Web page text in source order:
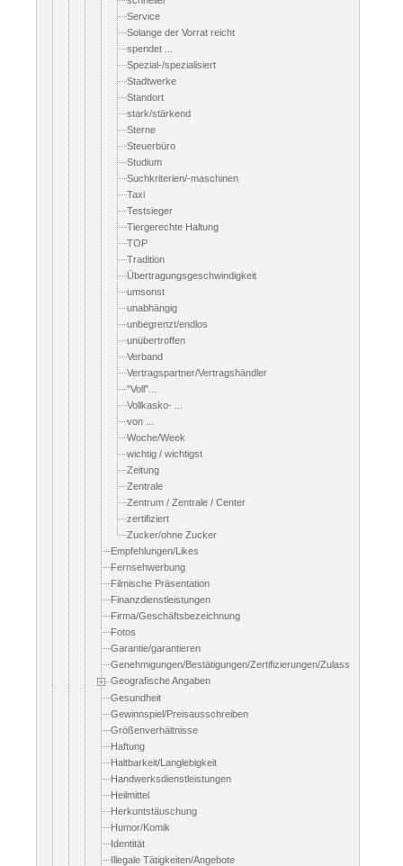
Service
Solange der Vorrat reicht
spendet ...
Spezial-/spezialisiert
Stadtwerke
Standort
stark/stärkend
Sterne
Steuerbüro
Studium
Suchkriterien/-maschinen
Taxi
Testsieger
Tiergerechte Haltung
TOP
Tradition
Übertragungsgeschwindigkeit
umsonst
unabhängig
unbegrenzt/endlos
unübertroffen
Verband
Vertragspartner/Vertragshändler
"Voll"...
Vollkasko- ...
von ...
Woche/Week
wichtig / wichtigst
Zeitung
Zentrale
Zentrum / Zentrale / Center
zertifiziert
Zucker/ohne Zucker
Empfehlungen/Likes
Fernsehwerbung
Filmische Präsentation
Finanzdienstleistungen
Firma/Geschäftsbezeichnung
Fotos
Garantie/garantieren
Genehmigungen/Bestätigungen/Zertifizierungen/Zulassungen
Geografische Angaben
Gesundheit
Gewinnspiel/Preisausschreiben
Größenverhältnisse
Haftung
Haltbarkeit/Langlebigkeit
Handwerksdienstleistungen
Heilmittel
Herkuntstäuschung
Humor/Komik
Identität
Illegale Tätigkeiten/Angebote